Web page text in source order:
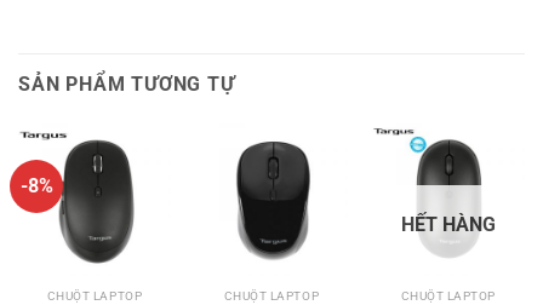
SẢN PHẨM TƯƠNG TỰ
-8%
CHUỘT LAPTOP CHUỘT LAPTOP
HẾT HÀNG
CHUỘT LAPTOP